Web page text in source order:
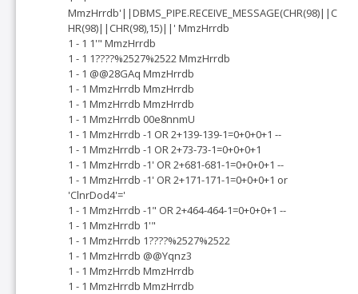
MmzHrrdb'||DBMS_PIPE.RECEIVE_MESSAGE(CHR(98)||C
HR(98)||CHR(98),15)||' MmzHrrdb
1 - 1 1'" MmzHrrdb
1 - 1 1????%2527%2522 MmzHrrdb
1 - 1 @@28GAq MmzHrrdb
1 - 1 MmzHrrdb MmzHrrdb
1 - 1 MmzHrrdb MmzHrrdb
1 - 1 MmzHrrdb 00e8nnmU
1 - 1 MmzHrrdb -1 OR 2+139-139-1=0+0+0+1 --
1 - 1 MmzHrrdb -1 OR 2+73-73-1=0+0+0+1
1 - 1 MmzHrrdb -1' OR 2+681-681-1=0+0+0+1 --
1 - 1 MmzHrrdb -1' OR 2+171-171-1=0+0+0+1 or
'ClnrDod4'='
1 - 1 MmzHrrdb -1" OR 2+464-464-1=0+0+0+1 --
1 - 1 MmzHrrdb 1'"
1 - 1 MmzHrrdb 1????%2527%2522
1 - 1 MmzHrrdb @@Yqnz3
1 - 1 MmzHrrdb MmzHrrdb
1 - 1 MmzHrrdb MmzHrrdb